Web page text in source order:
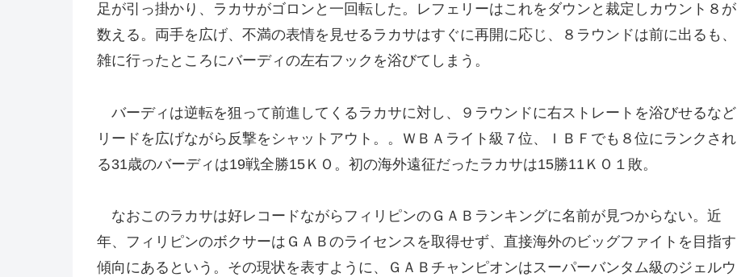
足が引っ掛かり、ラカサがゴロンと一回転した。レフェリーはこれをダウンと裁定しカウント８が
数える。両手を広げ、不満の表情を見せるラカサはすぐに再開に応じ、８ラウンドは前に出るも、
雑に行ったところにバーディの左右フックを浴びてしまう。
バーディは逆転を狙って前進してくるラカサに対し、９ラウンドに右ストレートを浴びせるなど
リードを広げながら反撃をシャットアウト。。ＷＢＡライト級７位、ＩＢＦでも８位にランクされ
る31歳のバーディは19戦全勝15ＫＯ。初の海外遠征だったラカサは15勝11ＫＯ１敗。
なおこのラカサは好レコードながらフィリピンのＧＡＢランキングに名前が見つからない。近
年、フィリピンのボクサーはＧＡＢのライセンスを取得せず、直接海外のビッグファイトを目指す
傾向にあるという。その現状を表すように、ＧＡＢチャンピオンはスーパーバンタム級のジェルウ